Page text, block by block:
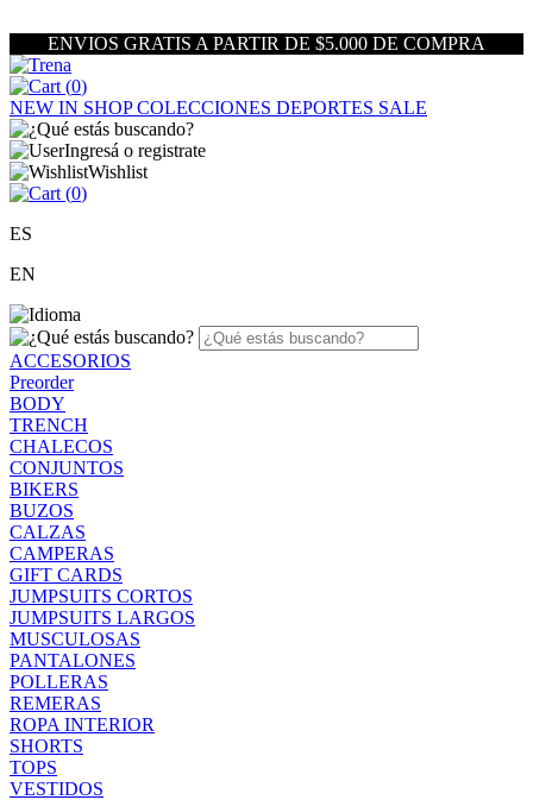
ENVIOS GRATIS A PARTIR DE $5.000 DE COMPRA
(0)
NEW IN SHOPCOLECCIONES DEPORTES SALE
Ingresá o registrate
Wishlist
(0)
ES
EN
ACCESORIOS
Preorder
BODY
TRENCH
CHALECOS
CONJUNTOS
BIKERS
BUZOS
CALZAS
CAMPERAS
GIFT CARDS
JUMPSUITS CORTOS
JUMPSUITS LARGOS
MUSCULOSAS
PANTALONES
POLLERAS
REMERAS
ROPA INTERIOR
SHORTS
TOPS
VESTIDOS